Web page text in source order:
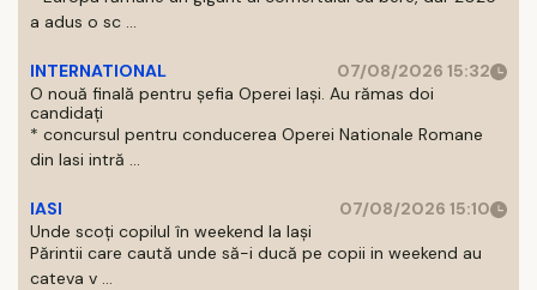
a adus o sc ...
INTERNATIONAL
07/08/2026 15:32
O nouă finală pentru șefia Operei Iași. Au rămas doi
candidați
* concursul pentru conducerea Operei Nationale Romane
din Iasi intră ...
IASI
07/08/2026 15:10
Unde scoți copilul în weekend la Iași
Părintii care caută unde să-i ducă pe copii in weekend au
cateva v ...